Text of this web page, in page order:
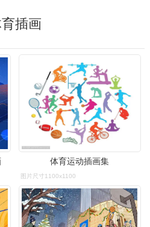
插画
体育运动插画集
图片尺寸1100x1100